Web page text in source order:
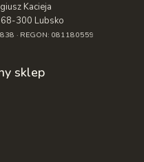
Kacieja
68-300 Lubsko
· REGON: 081180559
sklep